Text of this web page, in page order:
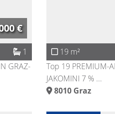
€
1
GRAZ-
19 m²
Top 19 PREMIUM-
JAKOMINI 7 % ...
8010 Graz